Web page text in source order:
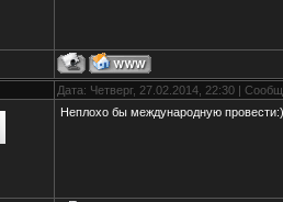
Дата: Четверг, 27.02.2014, 22:30 |
Неплохо бы международную